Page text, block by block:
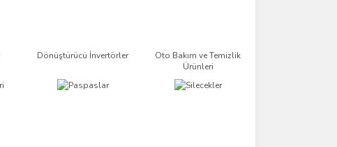
Dönüştürücü İnvertörler
Oto Bakım ve Temizlik
Ürünleri